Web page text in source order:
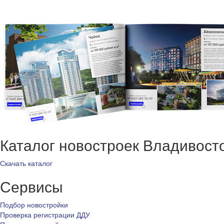
Каталог новостроек
Скачать каталог
Сервисы
Подбор новостройки
Проверка регистрации ДДУ